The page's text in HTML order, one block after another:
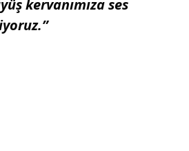
kervanımıza ses